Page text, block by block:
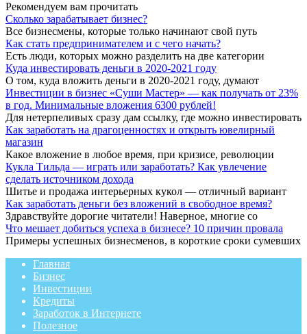
Рекомендуем вам прочитать
Сколько зарабатывает бизнес?
Все бизнесмены, которые только начинают свой путь
Как стать предпринимателем и с чего начать?
Есть люди, которых можно разделить на две категории
Куда инвестировать деньги в 2020-2021 году
О том, куда вложить деньги в 2020-2021 году, думают
Инвестиции в бизнес «Суши Мастер» — как получать от 23%
в год. Минимальные вложения 6300 рублей!
Для нетерпеливых сразу дам ссылку, где можно инвестировать
Как заработать на драгоценностях и открыть ювелирный
магазин
Какое вложение в любое время, при кризисе, революции
Кукла Тильда — играть или заработать? Как увлечение
сделать источником дохода
Шитье и продажа интерьерных кукол — отличный вариант
Как заработать деньги без вложений в свободное время?
Здравствуйте дорогие читатели! Наверное, многие со
Что мешает добиться успеха в бизнесе? 10 причин провала
Примеры успешных бизнесменов, в короткие сроки сумевших
Главная
Бизнес
Инвестиции
Кредиты
Заработок в Интернете
Полезное